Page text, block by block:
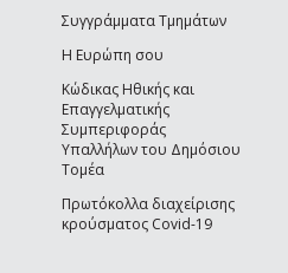
Συγγράμματα Τμημάτων
Η Ευρώπη σου
Κώδικας Ηθικής και
Επαγγελματικής
Συμπεριφοράς
Υπαλλήλων του Δημόσιου
Τομέα
Πρωτόκολλα διαχείρισης
κρούσματος Covid-19